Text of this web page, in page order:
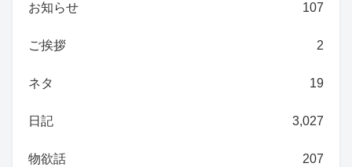
お知らせ 107
ご挨拶 2
ネタ 19
日記 3,027
物欲話 207